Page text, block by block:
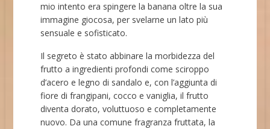
mio intento era spingere la banana oltre la sua
immagine giocosa, per svelarne un lato più
sensuale e sofisticato.
Il segreto è stato abbinare la morbidezza del
frutto a ingredienti profondi come sciroppo
d’acero e legno di sandalo e, con l’aggiunta di
fiore di frangipani, cocco e vaniglia, il frutto
diventa dorato, voluttuoso e completamente
nuovo. Da una comune fragranza fruttata, la